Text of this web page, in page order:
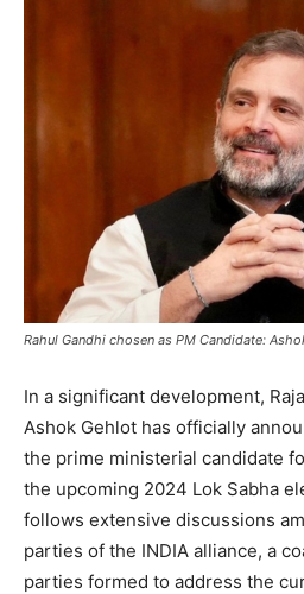
Rahul Gandhi chosen as PM Candidate:
In a significant development,
Ashok Gehlot has officially
the prime ministerial candidate
the upcoming 2024 Lok Sabha
follows extensive discussions
parties of the INDIA alliance, a
parties formed to address the